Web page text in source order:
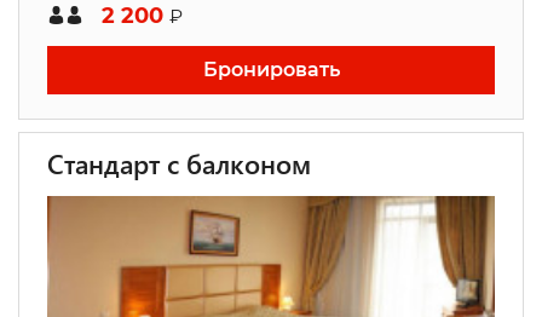
2 200 ₽
Бронировать
Стандарт с балконом